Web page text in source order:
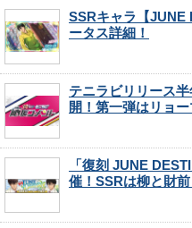
SSRキャラ【JUNE
ータス詳細！
テニラビリリース
開！第一弾はリョ
「復刻 JUNE
催！SSRは柳と財